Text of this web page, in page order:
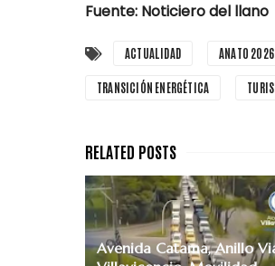
Fuente: Noticiero del llano
ACTUALIDAD ANATO 2026
TRANSICIÓN ENERGÉTICA
Avenida Catama, Anillo